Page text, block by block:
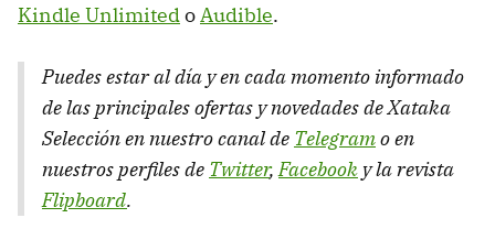
Kindle UnlimitedoAudible.
Puedes estar al día y en cada momento informado
de las principales ofertas y novedades de Xataka
Selección en nuestro canal de Telegramo en
nuestros perfiles de Twitter,Facebook y la revista
Flipboard.